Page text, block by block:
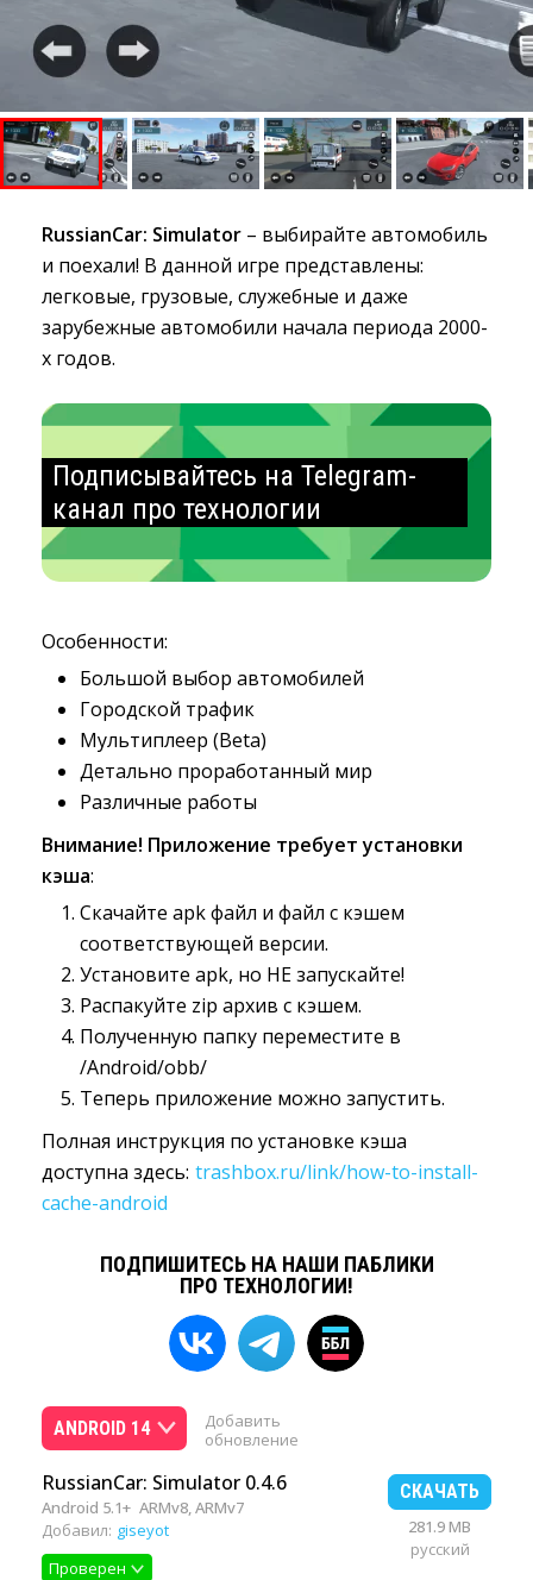
RussianCar: Simulator – выбирайте автомобиль
и поехали! В данной игре представлены:
легковые, грузовые, служебные и даже
зарубежные автомобили начала периода 2000-
х годов.
Подписывайтесь на Telegram-
канал про технологии
Особенности:
Большой выбор автомобилей
Городской трафик
Мультиплеер (Beta)
Детально проработанный мир
Различные работы
Внимание! Приложение требует установки
кэша:
Скачайте apk файл и файл с кэшем
соответствующей версии.
Установите apk, но НЕ запускайте!
Распакуйте zip архив с кэшем.
Полученную папку переместите в
/Android/obb/
Теперь приложение можно запустить.
Полная инструкция по установке кэша
доступна здесь: trashbox.ru/link/how-to-install-
cache-android
ПОДПИШИТЕСЬ НА НАШИ ПАБЛИКИ
ПРО ТЕХНОЛОГИИ!
ANDROID 14
Добавить
обновление
RussianCar: Simulator 0.4.6
Android 5.1+ ARMv8, ARMv7
Добавил: giseyot
Проверен
СКАЧАТЬ
281.9 MB
русский